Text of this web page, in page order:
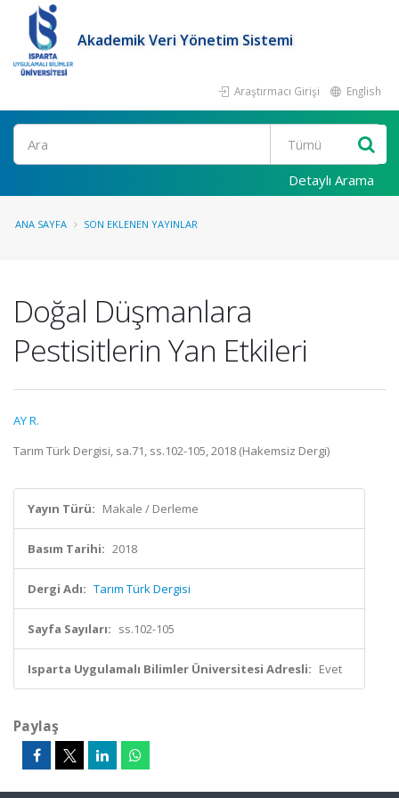
Akademik Veri Yönetim Sistemi
Araştırmacı Girişi English
Ara
Detaylı Arama
ANA SAYFA SON EKLENEN YAYINLAR
Doğal Düşmanlara
Pestisitlerin Yan Etkileri
AY R.
Tarım Türk Dergisi, sa.71, ss.102-105, 2018 (Hakemsiz Dergi)
Yayın Türü: Makale / Derleme
Basım Tarihi: 2018
Dergi Adı: Tarım Türk Dergisi
Sayfa Sayıları: ss.102-105
Isparta Uygulamalı Bilimler Üniversitesi Adresli: Evet
Paylaş